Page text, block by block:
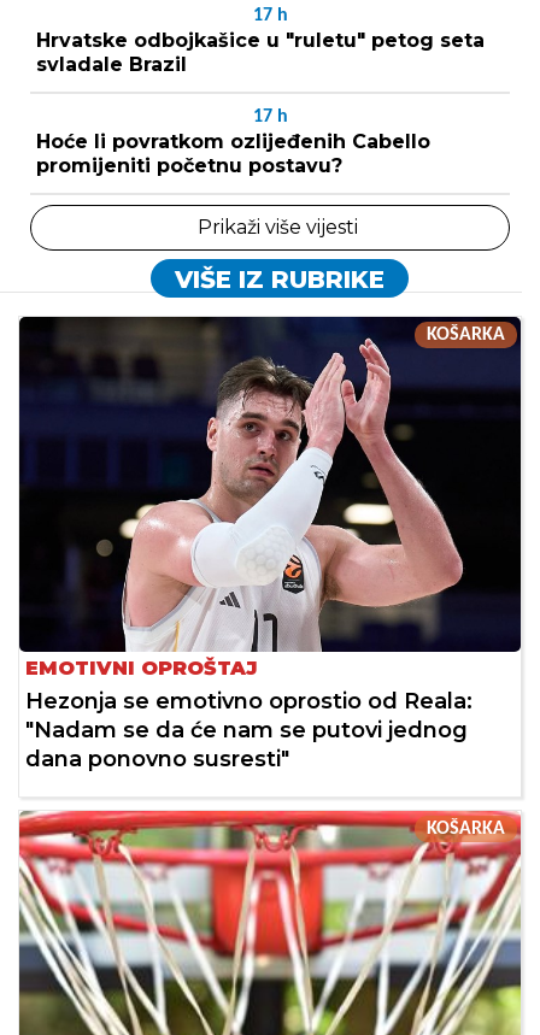
17 h
Hrvatske odbojkašice u "ruletu" petog seta
svladale Brazil
17 h
Hoće li povratkom ozlijeđenih Cabello
promijeniti početnu postavu?
Prikaži više vijesti
VIŠE IZ RUBRIKE
KOŠARKA
EMOTIVNI OPROŠTAJ
Hezonja se emotivno oprostio od Reala:
"Nadam se da će nam se putovi jednog
dana ponovno susresti"
KOŠARKA